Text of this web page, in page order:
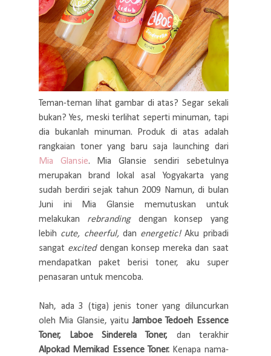
Teman-teman lihat gambar di atas? Segar sekali
bukan? Yes, meski terlihat seperti minuman, tapi
dia bukanlah minuman. Produk di atas adalah
rangkaian toner yang baru saja launching dari
Mia Glansie. Mia Glansie sendiri sebetulnya
merupakan brand lokal asal Yogyakarta yang
sudah berdiri sejak tahun 2009 Namun, di bulan
Juni ini Mia Glansie memutuskan untuk
melakukan rebranding dengan konsep yang
lebih cute, cheerful, dan energetic!Aku pribadi
sangat excited dengan konsep mereka dan saat
mendapatkan paket berisi toner, aku super
penasaran untuk mencoba.
Nah, ada 3 (tiga) jenis toner yang diluncurkan
oleh Mia Glansie, yaituJamboe Tedoeh Essence
Toner, Laboe Sinderela Toner, dan terakhir
Alpokad Memikad Essence Toner. Kenapa nama-